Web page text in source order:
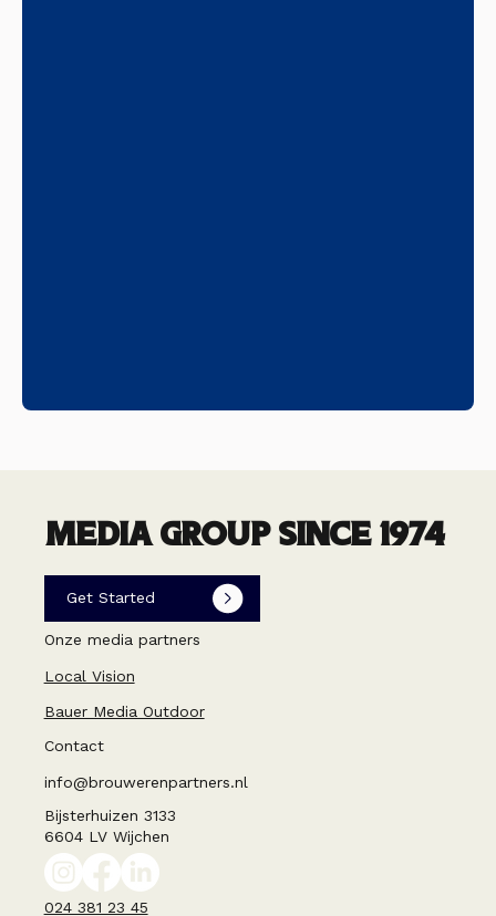
MEDIA GROUP SINCE 1974
Get Started
Onze media partners
Local Vision
Bauer Media Outdoor
Contact
info@brouwerenpartners.nl
Bijsterhuizen 3133
6604 LV Wijchen
024 381 23 45